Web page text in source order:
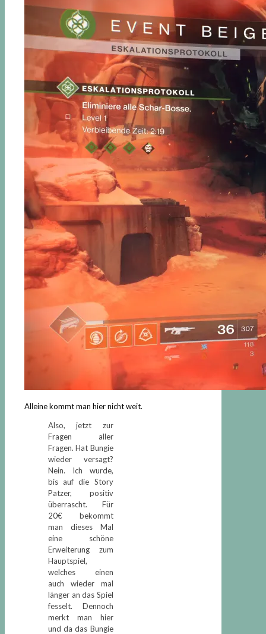
Alleine kommt man hier nicht weit.
Also, jetzt zur
Fragen aller
Fragen. Hat Bungie
wieder versagt?
Nein. Ich wurde,
bis auf die Story
Patzer, positiv
überrascht. Für
20€ bekommt
man dieses Mal
eine schöne
Erweiterung zum
Hauptspiel,
welches einen
auch wieder mal
länger an das Spiel
fesselt. Dennoch
merkt man hier
und da das Bungie